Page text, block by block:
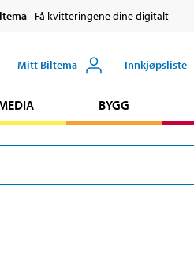
- Få kvitteringene dine digitalt
Mitt Biltema Innkjøpsliste
BYGG